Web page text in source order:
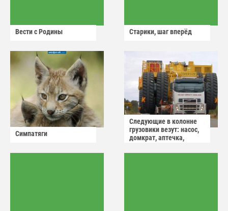
Вести с Родины Старики, шаг вперёд
Симпатяги
Следующие в колонне
грузовики везут: насос,
домкрат, аптечка,